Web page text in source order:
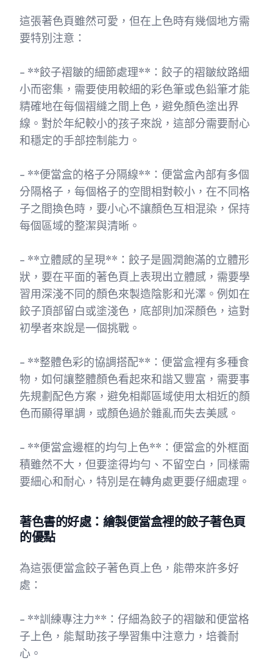
這張著色頁雖然可愛，但在上色時有幾個地方需
要特別注意：
- **餃子褶皺的細節處理**：餃子的褶皺紋路細
小而密集，需要使用較細的彩色筆或色鉛筆才能
精確地在每個褶縫之間上色，避免顏色塗出界
線。對於年紀較小的孩子來說，這部分需要耐心
和穩定的手部控制能力。
- **便當盒的格子分隔線**：便當盒內部有多個
分隔格子，每個格子的空間相對較小，在不同格
子之間換色時，要小心不讓顏色互相混染，保持
每個區域的整潔與清晰。
- **立體感的呈現**：餃子是圓潤飽滿的立體形
狀，要在平面的著色頁上表現出立體感，需要學
習用深淺不同的顏色來製造陰影和光澤。例如在
餃子頂部留白或塗淺色，底部則加深顏色，這對
初學者來說是一個挑戰。
- **整體色彩的協調搭配**：便當盒裡有多種食
物，如何讓整體顏色看起來和諧又豐富，需要事
先規劃配色方案，避免相鄰區域使用太相近的顏
色而顯得單調，或顏色過於雜亂而失去美感。
- **便當盒邊框的均勻上色**：便當盒的外框面
積雖然不大，但要塗得均勻、不留空白，同樣需
要細心和耐心，特別是在轉角處更要仔細處理。
著色書的好處：繪製便當盒裡的餃子著色頁
的優點
為這張便當盒餃子著色頁上色，能帶來許多好
處：
- **訓練專注力**：仔細為餃子的褶皺和便當格
子上色，能幫助孩子學習集中注意力，培養耐
心。